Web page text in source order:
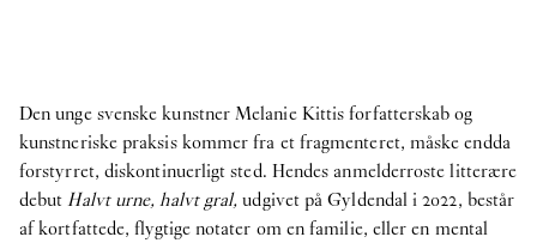
Den unge svenske kunstner Melanie Kittis forfatterskab og
kunstneriske praksis kommer fra et fragmenteret, måske endda
forstyrret, diskontinuerligt sted. Hendes anmelderroste litterære
debutHalvt urne, halvt gral,udgivet på Gyldendal i 2022, består
af kortfattede, flygtige notater om en familie, eller en mental